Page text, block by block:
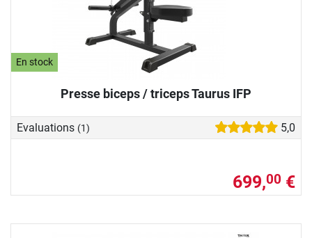
En stock
Presse biceps / triceps Taurus IFP
Evaluations (1) 5,0
699,00 €